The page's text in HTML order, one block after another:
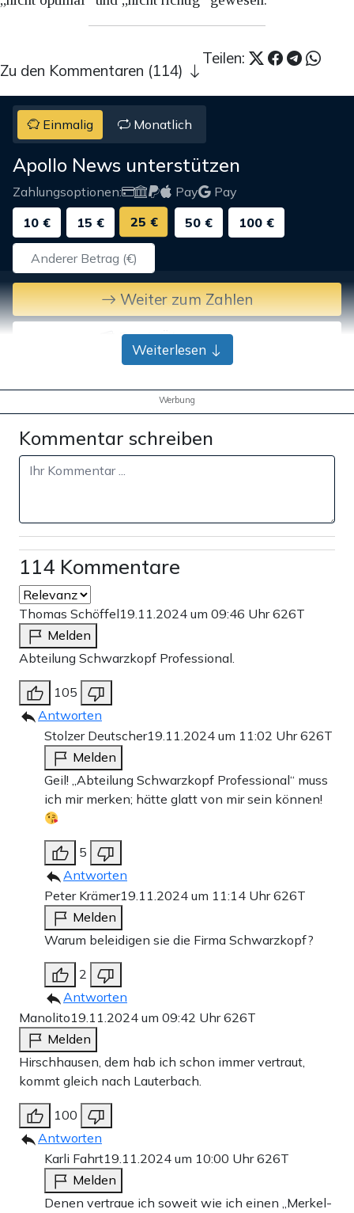
Teilen:
Zu den Kommentaren (114)
Einmalig Monatlich
Apollo News unterstützen
Zahlungsoptionen: Pay
Pay
10 €
15 € 25 € 50 € 100 €
Weiter zum Zahlen
Bank-Überweisung
Weiterlesen
Werbung
Kommentar schreiben
114 Kommentare
Thomas Schöffel19.11.2024 um 09:46 Uhr626T
Melden
Abteilung Schwarzkopf Professional.
105
Antworten
Stolzer Deutscher19.11.2024 um 11:02 Uhr626T
Melden
Geil! „Abteilung Schwarzkopf Professional“ muss
ich mir merken; hätte glatt von mir sein können!
5
Antworten
Peter Krämer19.11.2024 um 11:14 Uhr626T
Melden
Warum beleidigen sie die Firma Schwarzkopf?
2
Antworten
Manolito19.11.2024 um 09:42 Uhr626T
Melden
Hirschhausen, dem hab ich schon immer vertraut,
kommt gleich nach Lauterbach.
100
Antworten
Karli Fahrt19.11.2024 um 10:00 Uhr626T
Melden
Denen vertraue ich soweit wie ich einen „Merkel-